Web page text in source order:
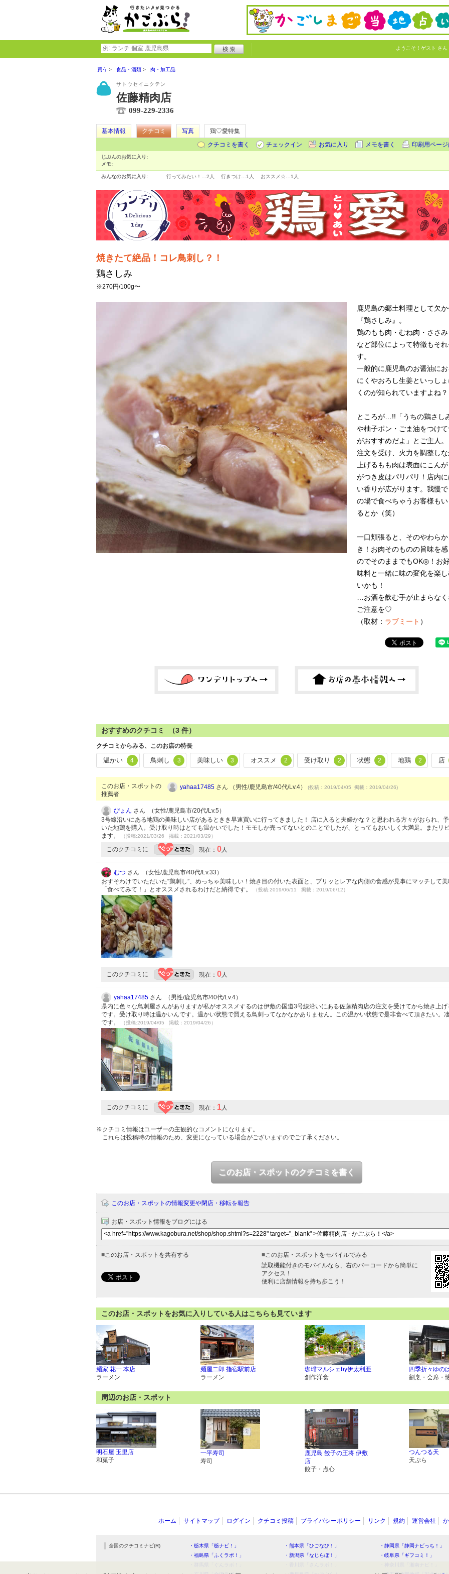
ようこそ！ ゲスト さん
買う 食品・酒類 肉・加工品
サトウセイニクテン
佐藤精肉店
099-229-2336
基本情報 クチコミ 写真
鶏♡愛特集
クチコミを書く
チェックイン お気に入り メモを書く 印刷用ページ
じぶんのお気に入り:
メモ:
みんなのお気に入り: 行ってみたい！… 2人 行きつけ… 1人 おススメ☆… 1人
焼きたて絶品！コレ鳥刺し？！
鶏さしみ
※270円/100g〜
鹿児島の郷土料理として欠
『鶏さしみ』。
鶏のもも肉・むね肉・ささ
など部位によって特徴もそ
す。
一般的に鹿児島のお醤油に
にくやおろし生姜といっし
くのが知られていますよね？
ところが…!!「うちの鶏さし
や柚子ポン・ごま油をつけ
がおすすめだよ」とご主人。
注文を受け、火力を調整しな
上げるもも肉は表面にこん
がつき皮はパリパリ！店内
い香りが広がります。我慢
の場で食べちゃうお客様も
るとか（笑）
一口頬張ると、そのやわら
き！お肉そのものの旨味を
のでそのままでもOK◎！お
味料と一緒に味の変化を楽
いかも！
…お酒を飲む手が止まらな
ご注意を♡
（取材： ラブミート ）
おすすめのクチコミ （3 件）
クチコミからみる、このお店の特長
温かい 4 鳥刺し 3 美味しい 3 オススメ 2 受け取り 2 状態 2 地鶏 2 店
このお店・スポットの
推薦者
yahaa17485 さん （男性/鹿児島市/40代/Lv.4） (投稿：2019/04/05 掲載：2019/04/26)
ぴょん さん （女性/鹿児島市/20代/Lv.5）
3号線沿いにある地鶏の美味しい店があるときき早速買いに行ってきました！ 店に入ると夫婦かな？と思われる方々がおられ、
いた地鶏を購入。受け取り時はとても温かいでした！モモしか売ってないとのことでしたが、とってもおいしく大満足。またリ
ます。
（投稿:2021/03/26 掲載：2021/03/29）
このクチコミに 現在： 0 人
むつ さん （女性/鹿児島市/40代/Lv.33）
おすそわけでいただいた“鶏刺し”、めっちゃ美味しい！焼き目の付いた表面と、プリッとレアな内側の食感が見事にマッチして美
「食べてみて！」とオススメされるわけだと納得です。
（投稿:2019/06/11 掲載：2019/06/12）
このクチコミに 現在： 0 人
yahaa17485 さん （男性/鹿児島市/40代/Lv.4）
県内に色々な鳥刺屋さんがありますが私がオススメするのは伊敷の国道3号線沿いにある佐藤精肉店の注文を受けてから焼き上げ
です。受け取り時は温かいんです。温かい状態で買える鳥刺ってなかなかありません。この温かい状態で是非食べて頂きたい。
です。
（投稿:2019/04/05 掲載：2019/04/26）
このクチコミに 現在： 1 人
※クチコミ情報はユーザーの主観的なコメントになります。
これらは投稿時の情報のため、変更になっている場合がございますのでご了承ください。
このお店・スポットのクチコミを書く
このお店・スポットの情報変更や閉店・移転を報告
お店・スポット情報をブログにはる
■ このお店・スポットを共有する ■ このお店・スポットをモバイルでみる
読取機能付きのモバイルなら、右のバーコードから簡単に
アクセス！
便利に店舗情報を持ち歩こう！
このお店・スポットをお気に入りしている人はこちらも見ています
麺家 花一 本店
ラーメン
麺屋二郎 指宿駅前店
ラーメン
珈琲マルシェby伊太利亜
創作洋食
四季折々ゆの
割烹・会席・
周辺のお店・スポット
明石屋 玉里店
和菓子
一平寿司
寿司
鹿児島 餃子の王将 伊敷
店
餃子・点心
つんつる天
天ぷら
ホーム サイトマップ ログイン クチコミ投稿 プライバシーポリシー リンク 規約 運営会社
全国のクチコミナビ(R) ・栃木県「栃ナビ！」 ・熊本県「ひごなび！」 ・静岡県「静岡ナビっち！」
・福島県「ふくラボ！」
・新潟県「なじらぼ！」 ・岐阜県「ギフコミ！」